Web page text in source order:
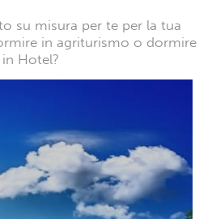
su misura per te per la tua
in agriturismo o dormire
in Hotel?